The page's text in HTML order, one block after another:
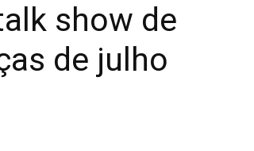
show de
de julho